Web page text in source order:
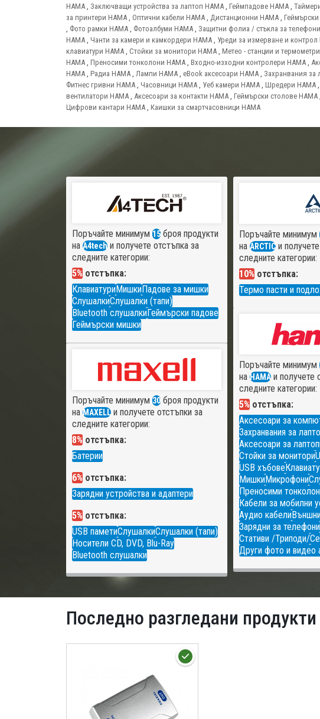
HAMA
Заключващи устройства за лаптоп HAMA Геймпадове HAMA
за принтери HAMA
Оптични кабели HAMA Дистанционни HAMA
Фото рамки HAMA Фотоалбуми HAMA Защитни фолиа / стъкла за
HAMA
Чанти за камери и камкордери HAMA Уреди за измерване и контрол
клавиатури HAMA
Стойки за монитори HAMA Метео - станции и
HAMA
Преносими тонколони HAMA Входно-изходни контролери HAMA
HAMA
Радиа HAMA Лампи HAMA eBook аксесоари HAMA Захранвания за
Фитнес гривни HAMA
Часовници HAMA Уеб камери HAMA Шредери HAMA
вентилатори HAMA
Аксесоари за контакти HAMA Геймърски столове HAMA
Цифрови кантари HAMA
Каишки за смартчасовници HAMA
Поръчайте минимум 15 броя продукти
на A4tech и получете отстъпка за
следните категории:
5% отстъпка:
КлавиатуриМишкиПадове за мишки
СлушалкиСлушалки (тапи)
Bluetooth слушалкиГеймърски падове
Геймърски мишки
Поръчайте минимум
на ARCTICи
следните категории:
10% отстъпка:
Термо пасти и
Поръчайте минимум
на HAMAи получете
следните категории:
5% отстъпка:
Аксесоари за
Захранвания за
Аксесоари за
Стойки за монитори
USB хъбове
МишкиМикрофони
Преносими
Кабели за мобилни
Аудио кабели
Зарядни за телефони
Стативи /Триподи/
Други фото и видео
Поръчайте минимум 30 броя продукти
на MAXELL и получете отстъпки за
следните категории:
8% отстъпка:
Батерии
6% отстъпка:
Зарядни устройства и адаптери
5% отстъпка:
USB паметиСлушалкиСлушалки (тапи)
Носители CD, DVD, Blu-Ray
Bluetooth слушалки
Последно разгледани продукти